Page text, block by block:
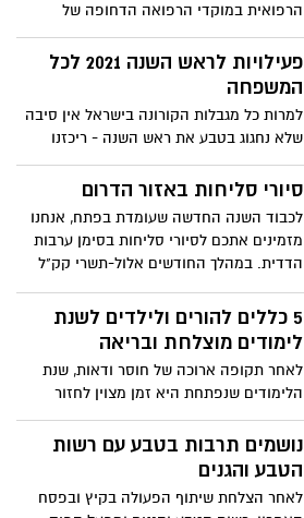
הרפואית במוקדי הרפואה הדחופה של
הקופה במחוז ירושלים לאורך תקופת חגי
תשרי
פעילויות לראש השנה 2021 לכל
המשפחה
למרות כל מגבלות הקורונה בישראל אין סיבה
שלא נחגוג בטבע את ראש השנה - ריכזנו
עבורכם המלצות לטיולים עבור כל המשפחה,
אירועים ואטרקציות לילדים באוויר הפתוח
סיורי סליחות באזור הדרום
לכבוד השנה החדשה שעומדת בפתח, אנחנו
מזמינים אתכם לסיורי סליחות בסימן ערבות
הדדית. במהלך החודשים אלול-תשרי קק"ל
לקבוצות. בין המקומות שתוכלו לסייר בהם
סיור ביער המלאכים, יער יתיר ועוד. הסיורים
במהלך הסיורים ייערכו מעגלי שיח בנושאים
של ערבות הדדית, עשייה למען האחר,
מעורבות קהילתית וערכים חברתיים.
5 כללים להורים ולילדים לשנת
לימודים מוצלחת ובריאה
לאחר תקופה ארוכה של חוסר ודאות, שנת
הלימודים שנפתחת היא זמן מצוין לחזור
לתלם ולאמץ מספר הרגלים בשגרת הלימודים
היומיומית • ומה נמרח בכריך היומי לבית
הספר? כמה הצעות קלות הכנה לפניכם
נושמים תרבות בטבע עם רשות
הטבע והגנים
לאחר הצלחת שיתוף הפעולה בקיץ ובפסח